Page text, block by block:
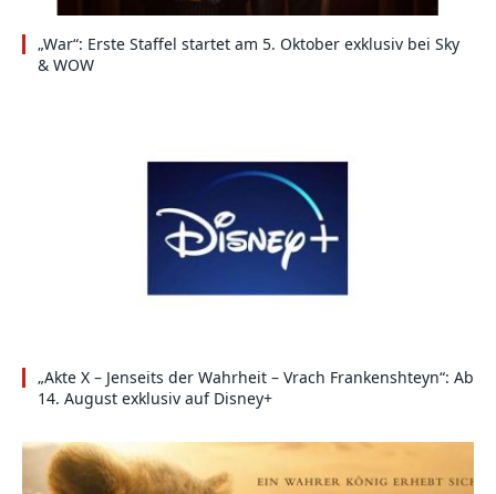
„War“: Erste Staffel startet am 5. Oktober exklusiv bei Sky
& WOW
„Akte X – Jenseits der Wahrheit – Vrach Frankenshteyn“: Ab
14. August exklusiv auf Disney+